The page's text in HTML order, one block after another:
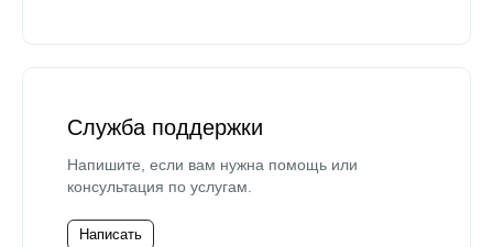
Служба поддержки
Напишите, если вам нужна помощь или
консультация по услугам.
Написать